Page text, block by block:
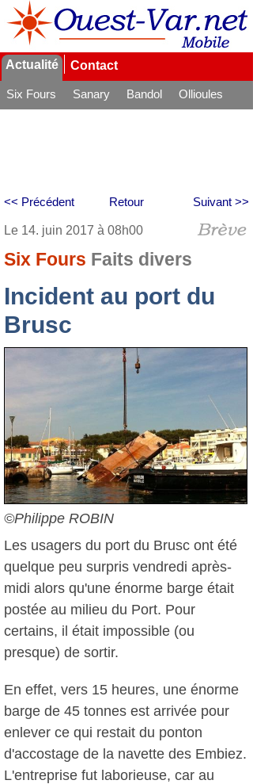
Actualité Contact
Six Fours Sanary Bandol
Ollioules
Retour
<< Précédent Suivant >>
Le 14. juin 2017 à 08h00
Six Fours Faits divers
Incident au port du
Brusc
©Philippe ROBIN
Les usagers du port du Brusc ont été
quelque peu surpris vendredi après-
midi alors qu'une énorme barge était
postée au milieu du Port. Pour
certains, il était impossible (ou
presque) de sortir.
En effet, vers 15 heures, une énorme
barge de 45 tonnes est arrivée pour
enlever ce qui restait du ponton
d'accostage de la navette des Embiez.
L'entreprise fut laborieuse, car au